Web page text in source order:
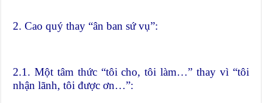
2. Cao quý thay “ân ban sứ vụ”:
2.1. Một tâm thức “tôi cho, tôi làm…” thay vì “tôi
nhận lãnh, tôi được ơn…”: